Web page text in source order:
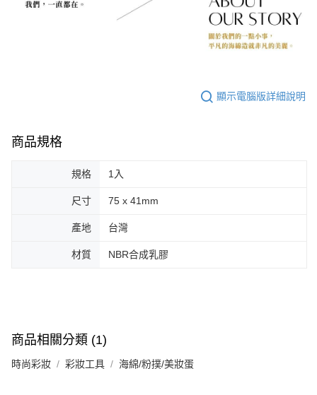
顯示電腦版詳細說明
商品規格
規格 1入
尺寸 75 x 41mm
產地 台灣
材質 NBR合成乳膠
商品相關分類 (1)
時尚彩妝 彩妝工具 海綿/粉撲/美妝蛋